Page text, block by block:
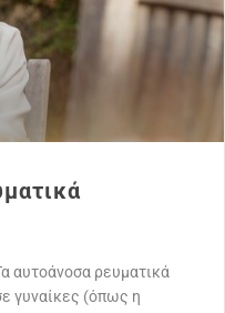
αυτοάνοσα ρευματικά
γυναίκες (όπως η